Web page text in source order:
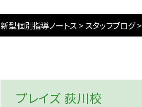
新型個別指導ノートス >スタッフブログ>
プレイズ 荻川校